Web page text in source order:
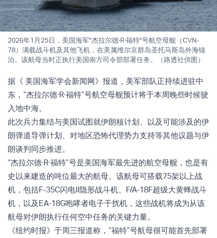
2026年1月25日，美国海军"杰拉尔德·R·福特"号航空母舰（CVN-
78）满载战斗机及其他飞机，在美属维尔京群岛圣托马斯岛外海锚
泊。该航母当时正执行美国南方司令部部署任务。（路透社供图）
据《 美国海军学会新闻网》报道，美军部队正持续进驻中
东，“杰拉尔德·R·福特”号航空母舰预计将于本周晚些时候驶
入地中海。
此次兵力集结与美国试图就伊朗核计划、以及可能涉及的伊
朗弹道导弹计划、对地区恐怖代理势力支持等其他议题与伊
朗谈判同步推进。
“杰拉尔德·R·福特”号是美国海军最先进的航空母舰，也是有
史以来建造的吨位最大的航母。该航母可搭载75架以上战
机，包括F-35C闪电II隐形战斗机、F/A-18F超级大黄蜂战斗
机，以及EA-18G咆哮者电子干扰机，这些战机将成为从该
航母对伊朗执行任何空中任务的关键力量。
《纽约时报》于周三报道称，“福特”号航母很可能首先部署